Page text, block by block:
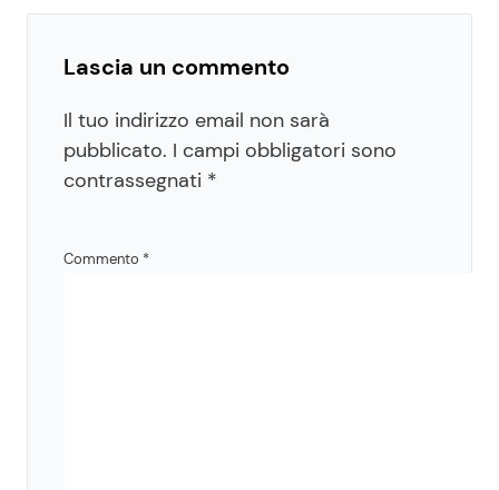
Lascia un commento
Il tuo indirizzo email non sarà
pubblicato. I campi obbligatori sono
contrassegnati *
Commento *